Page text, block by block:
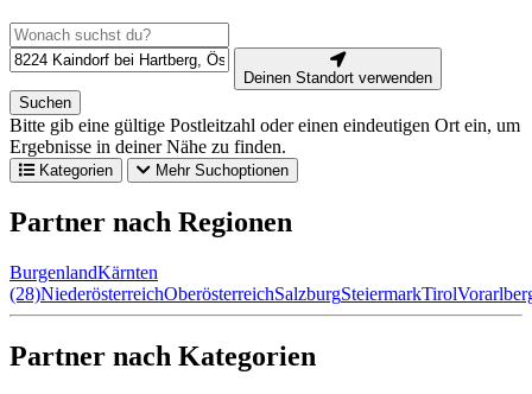
Deinen Standort verwenden
Suchen
Bitte gib eine gültige Postleitzahl oder einen eindeutigen Ort ein, um
Ergebnisse in deiner Nähe zu finden.
Kategorien Mehr Suchoptionen
Partner nach Regionen
BurgenlandKärnten
(28)NiederösterreichOberösterreichSalzburgSteiermarkTirol
Partner nach Kategorien